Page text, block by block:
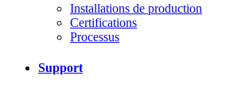
Installations de production
Certifications
Processus
Support